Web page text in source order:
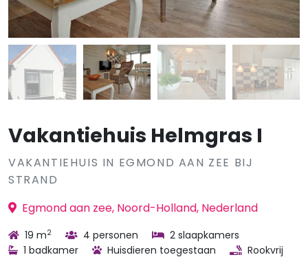
Vakantiehuis Helmgras I
VAKANTIEHUIS IN EGMOND AAN ZEE BIJ
STRAND
Egmond aan zee, Noord-Holland, Nederland
19 m2 4 personen
2 slaapkamers
1 badkamer
Huisdieren toegestaan Rookvrij